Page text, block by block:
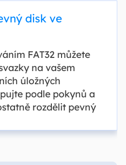
disk ve
FAT32 můžete
na vašem
úložných
podle pokynů a
rozdělit pevný